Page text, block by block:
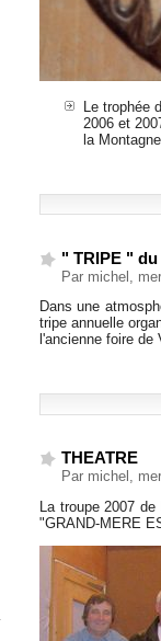
Le trophée
2006 et
la
" TRIPE " du
Par michel,
Dans une
tripe annuelle
l'ancienne foire de
THEATRE
Par michel,
La troupe 2007
"GRAND-MERE